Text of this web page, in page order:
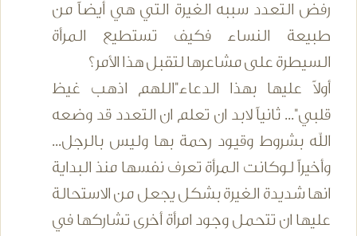
رفض التعدد سببه الغيرة التي هي أيضاً من
طبيعة النساء فكيف تستطيع المرأة
السيطرة على مشاعرها لتقبل هذا الأمر؟
أولاً عليها بهذا الدعاء"اللهم اذهب غيظ
قلبي"... ثانياً لابد ان تعلم ان التعدد قد وضعه
الله بشروط وقيود رحمة بها وليس بالرجل...
وأخيراً لوكانت المرأة تعرف نفسها منذ البداية
انها شديدة الغيرة بشكل يجعل من الاستحالة
عليها ان تتحمل وجود امرأة أخرى تشاركها في